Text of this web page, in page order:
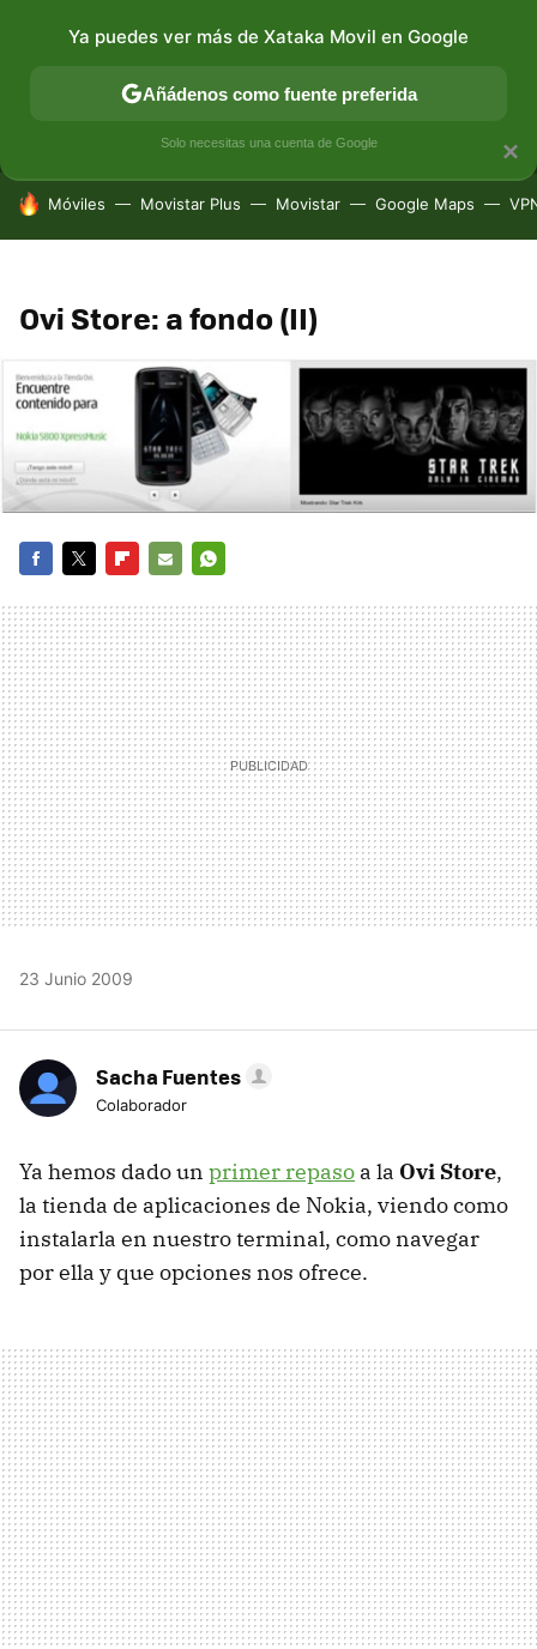
MÓVIL Y SOCIEDAD APLICACIONES
HOY SE HABLA DE
Móviles Movistar Plus Movistar Google Maps
Ovi Store: a fondo (II)
MAIL
23 Junio 2009
Sacha Fuentes
Colaborador
Ya hemos dado un primer repaso a la Ovi Store,
la tienda de aplicaciones de Nokia, viendo como
instalarla en nuestro terminal, como navegar
por ella y que opciones nos ofrece.
×
Ya puedes ver más de Xataka Movil en Google
Añádenos como fuente preferida
Solo necesitas una cuenta de Google